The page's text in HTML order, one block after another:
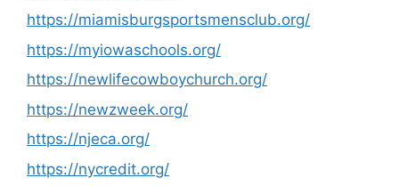
https://miamisburgsportsmensclub.org/
https://myiowaschools.org/
https://newlifecowboychurch.org/
https://newzweek.org/
https://njeca.org/
https://nycredit.org/